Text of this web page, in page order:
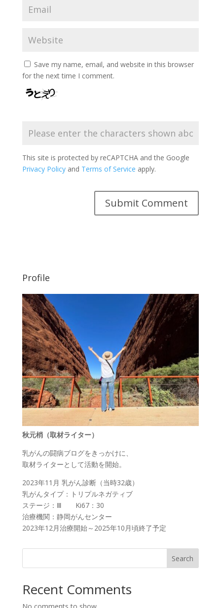
Save my name, email, and website in this browser
for the next time I comment.
This site is protected by reCAPTCHA and the Google
Privacy Policyand Terms of Service apply.
Profile
秋元梢（取材ライター）
乳がんの闘病ブログをきっかけに、
取材ライターとして活動を開始。
2023年11月 乳がん診断（当時32歳）
乳がんタイプ：トリプルネガティブ
ステージ：Ⅲ Ki67：30
治療機関：静岡がんセンター
2023年12月治療開始～2025年10月頃終了予定
Search
Recent Comments